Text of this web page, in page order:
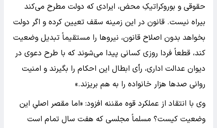
حقوقی و بوروکراتیکِ محض، ایرادی که دولت مطرح می‌کند
بیراه نیست. قانون در این زمینه سقف تعیین کرده و اگر دولت
بخواهد بدون اصلاح قانون، نیروها را مستقیماً تبدیل وضعیت
کند، قطعاً فردا روزی کسانی پیدا می‌شوند که با طرح دعوی در
دیوان عدالت اداری، رأی ابطال این احکام را بگیرند و امنیت
روانی صدها هزار خانواده را به هم بریزند.»
وی با انتقاد از عملکرد قوه مقننه افزود: «اما مقصر اصلیِ این
وضعیت کیست؟ مسلماً مجلسی که هفت سال تمام است